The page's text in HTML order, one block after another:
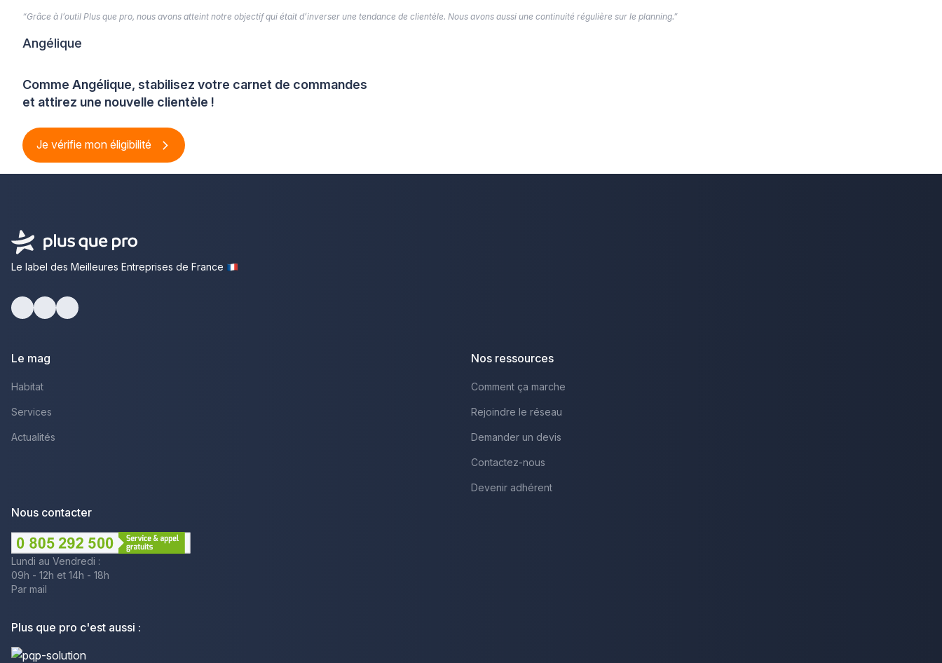
Comme Angélique, stabilisez votre carnet de commandes
et attirez une nouvelle clientèle !
Je vérifie mon éligibilité
“Grâce à l’outil Plus que pro, nous avons atteint notre objectif qui était d’inverser une tendance de clientèle. Nous avons aussi une continuité régulière sur le planning.”
Angélique
Le label des Meilleures Entreprises de France
Le mag
Habitat
Services
Actualités
Nos ressources
Comment ça marche
Rejoindre le réseau
Demander un devis
Contactez-nous
Devenir adhérent
Nous contacter
Lundi au Vendredi :
09h - 12h et 14h - 18h
Par mail
Plus que pro c'est aussi :